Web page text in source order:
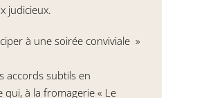
judicieux.
à une soirée conviviale »
accords subtils en
à la fromagerie « Le